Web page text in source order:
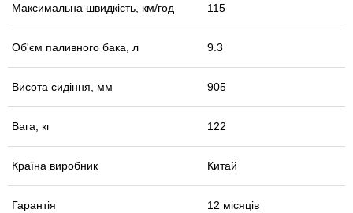
Максимальна швидкість, км/год 115
Об'єм паливного бака, л 9.3
Висота сидіння, мм 905
Вага, кг 122
Країна виробник Китай
Гарантія 12 місяців